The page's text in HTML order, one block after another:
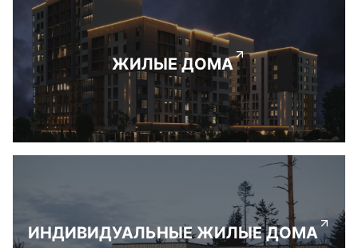
ЖИЛЫЕ ДОМА
ИНДИВИДУАЛЬНЫЕ ЖИЛЫЕ ДОМА